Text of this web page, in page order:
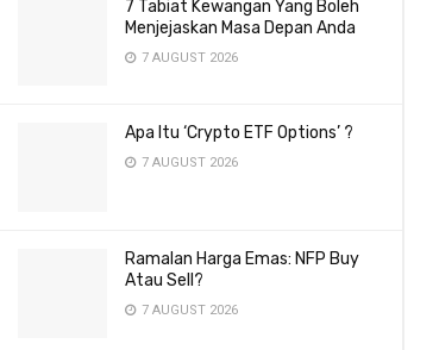
7 Tabiat Kewangan Yang Boleh
Menjejaskan Masa Depan Anda
7 AUGUST 2026
Apa Itu ‘Crypto ETF Options’ ?
7 AUGUST 2026
Ramalan Harga Emas: NFP Buy
Atau Sell?
7 AUGUST 2026